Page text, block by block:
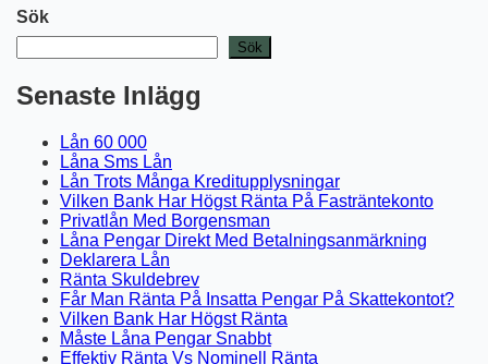
Sök
Sök
Senaste Inlägg
Lån 60 000
Låna Sms Lån
Lån Trots Många Kreditupplysningar
Vilken Bank Har Högst Ränta På Fasträntekonto
Privatlån Med Borgensman
Låna Pengar Direkt Med Betalningsanmärkning
Deklarera Lån
Ränta Skuldebrev
Får Man Ränta På Insatta Pengar På Skattekontot?
Vilken Bank Har Högst Ränta
Måste Låna Pengar Snabbt
Effektiv Ränta Vs Nominell Ränta